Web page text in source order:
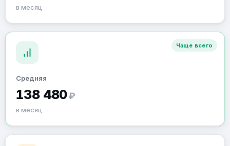
в месяц
Чаще всего
Средняя
138 480 ₽
в месяц